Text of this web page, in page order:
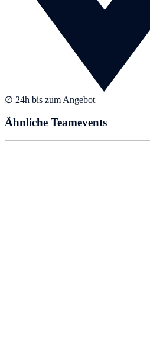
∅ 24h bis zum Angebot
Ähnliche Teamevents